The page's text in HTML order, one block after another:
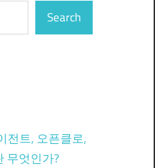
Search
전트, 오픈클로,
무엇인가?